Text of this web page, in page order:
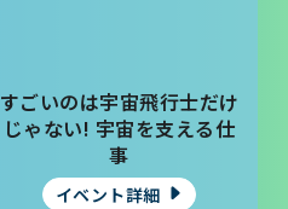
すごいのは宇宙飛行士だけ
じゃない! 宇宙を支える仕
事
イベント詳細